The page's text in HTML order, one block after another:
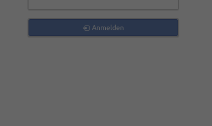
Anmelden